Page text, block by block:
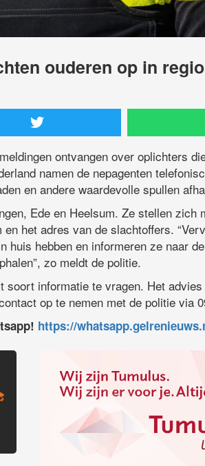
ouderen op in
ontvangen over oplichters
namen de nepagenten
en andere waardevolle spullen
Ede en Heelsum. Ze stellen zich
het adres van de slachtoffers.
huis hebben en informeren ze naar
zo meldt de politie.
soort informatie te vragen. Het
op te nemen met de politie via
https://